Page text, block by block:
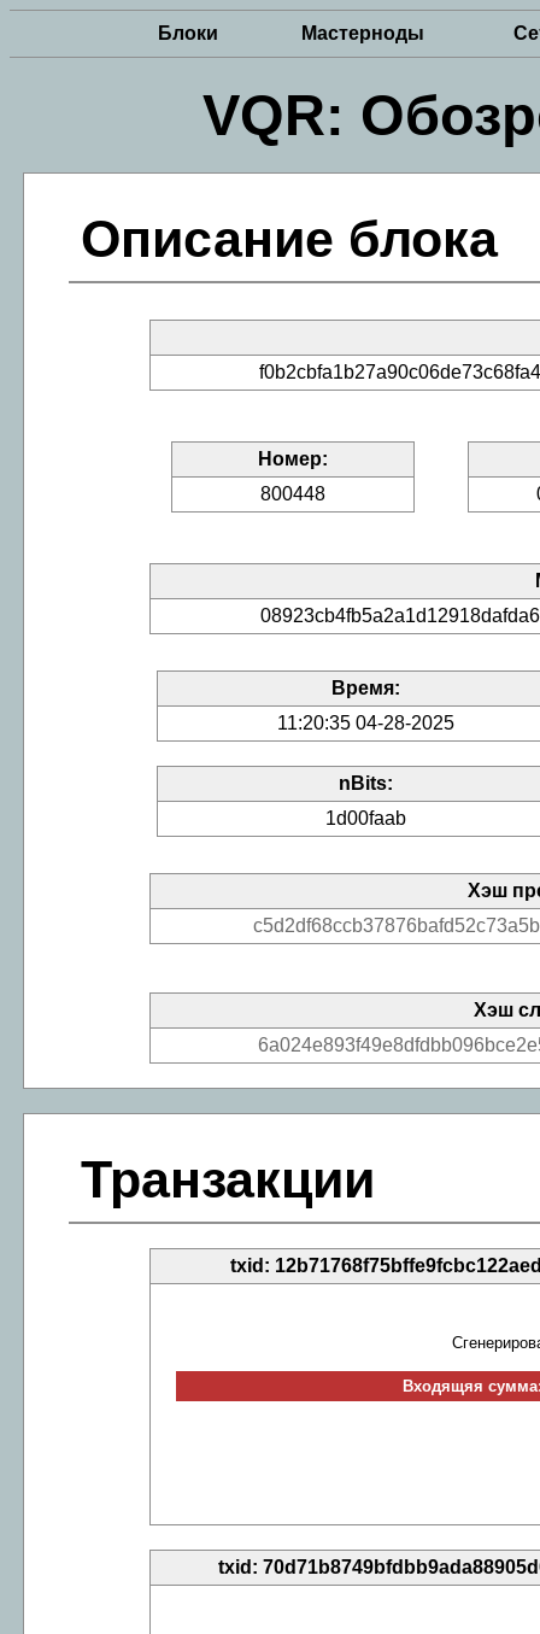
Блоки Мастерноды
VQR:
Описание блока
Номер:
800448
Время:
11:20:35 04-28-2025
nBits:
1d00faab
Хэш
Хэш
Транзакции
txid:
Входящяя
txid: